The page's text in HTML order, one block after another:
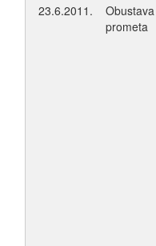
23.6.2011.
Obustava
prometa